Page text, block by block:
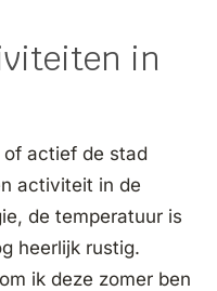
in
of actief de stad
activiteit in de
de temperatuur is
heerlijk rustig.
ik deze zomer ben